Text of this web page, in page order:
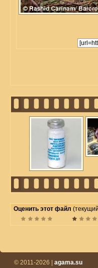
Оценить этот файл
© 2011-2026 | agama.su